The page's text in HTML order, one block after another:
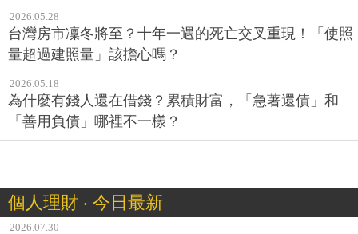
2026.05.28
台灣房市凜冬將至？十年一遇的死亡交叉重現！「使照
量超過建照量」該擔心嗎？
2026.05.18
為什麼有錢人還在借錢？累積財富，「急著還債」和
「善用負債」哪裡不一樣？
個人理財 ‧ 今日最新
2026.07.30